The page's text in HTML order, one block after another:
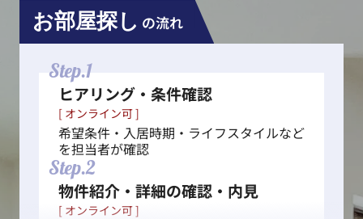
お部屋探し の流れ
Step.1
ヒアリング・条件確認
[ オンライン可 ]
希望条件・入居時期・ライフスタイルなど
を担当者が確認
Step.2
物件紹介・詳細の確認・内見
[ オンライン可 ]